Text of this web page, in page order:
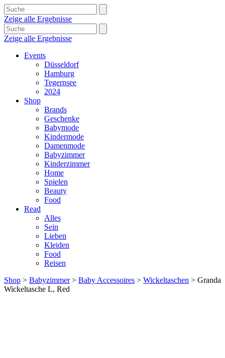
Zeige alle Ergebnisse
Zeige alle Ergebnisse
Events
Düsseldorf
Hamburg
Tegernsee
2024
Shop
Brands
Geschenke
Babymode
Kindermode
Damenmode
Babyzimmer
Kinderzimmer
Home
Spielen
Beauty
Food
Read
Alles
Sein
Lieben
Kleiden
Food
Reisen
Shop > Babyzimmer> Baby Accessoires > Wickeltaschen > Granda
Wickeltasche L, Red